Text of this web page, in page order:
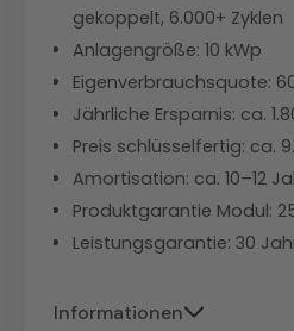
gekoppelt, 6.000+ Zyklen
Anlagengröße: 10 kWp
Eigenverbrauchsquote:
Jährliche Ersparnis: ca.
Preis schlüsselfertig: ca.
Amortisation: ca. 10–12
Produktgarantie Modul:
Leistungsgarantie: 30
Informationen